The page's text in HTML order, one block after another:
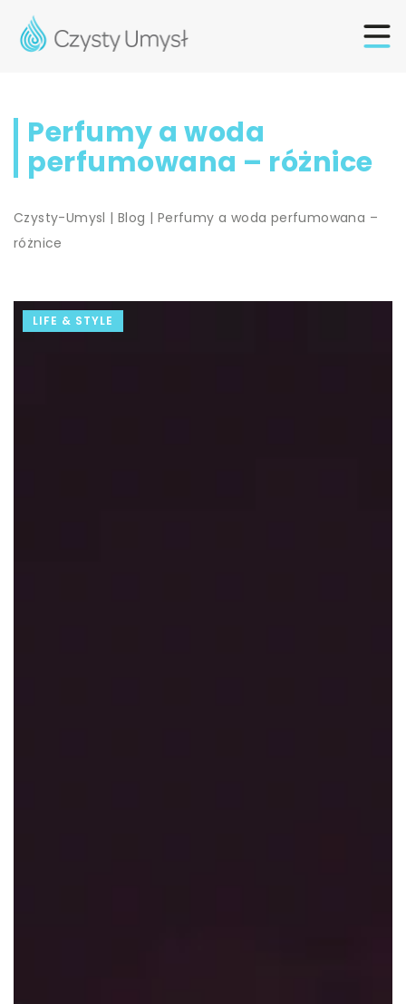
Perfumy a woda
perfumowana – różnice
Czysty-Umysl |Blog | Perfumy a woda perfumowana –
różnice
LIFE & STYLE